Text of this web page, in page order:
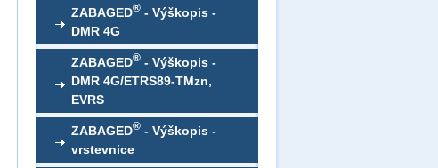
ZABAGED® - Výškopis -
DMR 4G
ZABAGED® - Výškopis -
DMR 4G/ETRS89-TMzn,
EVRS
ZABAGED® - Výškopis -
vrstevnice